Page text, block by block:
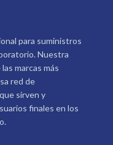
para suministros
Nuestra
marcas más
red de
sirven y
finales en los